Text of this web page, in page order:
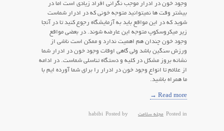
وجود خون در ادرار موجب نگرانی افراد زیادی است اما در
بیشتر وقت ها نمیتوانید متوجه خونی که در ادرار شماست
شوید که در این مواقع باید به آزمایشگاه رجوع کنید تا در آنجا
زیر میکروسکوپ متوجه این عارضه شوند. در بعضی مواقع
وجود خون چندان هم اهمیت ندارد و ممکن است ناشی از
ورزش سنگین باشد ولی گاهی اوقات وجود خون در ادرار شما
نشانه بروز مشکل در کلیه و دستگاه تناسلی شماست. در ادامه
از علائم تا انواع وجود خون در ادرار را برای شما آورده ایم با
ما همراه باشید.
Read more →
Posted in مجله سلامت Posted by
habibi